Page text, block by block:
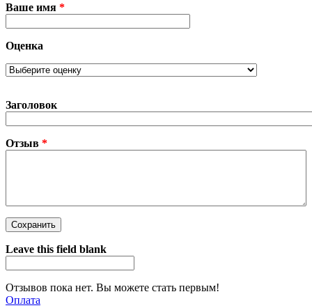
Ваше имя *
Оценка
Заголовок
Отзыв *
Leave this field blank
Отзывов пока нет. Вы можете стать первым!
Оплата